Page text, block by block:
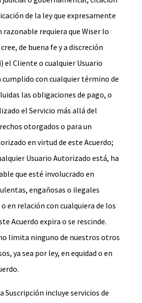
de la ley que expresamente
requiera que Wiser lo
de buena fe y a discreción
el Cliente o cualquier Usuario
con cualquier término de
las obligaciones de pago, o
el Servicio más allá del
otorgados o para un
en virtud de este Acuerdo;
Usuario Autorizado está, ha
que esté involucrado en
engañosas o ilegales
en relación con cualquiera de los
Acuerdo expira o se rescinde.
limita ninguno de nuestros otros
ya sea por ley, en equidad o en
Suscripción incluye servicios de